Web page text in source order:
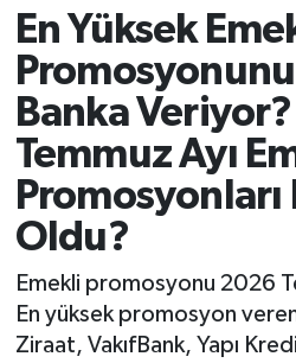
En Yüksek
Banka
Temmuz Ayı
Promosyonları
Oldu?
Emekli promosyonu 2026
En yüksek promosyon
Ziraat, VakıfBank, Yapı
Balya
Bandırma
Bigadiç
BİYOGRAFİLER
Burhaniye
ÇEVRE
Balıkesir Namaz Vakitleri
Balıkesir Trafik
Süper Lig Puan Durumu
Tüm Manşetler
Son Dakika Haberleri
Haber Arşivi